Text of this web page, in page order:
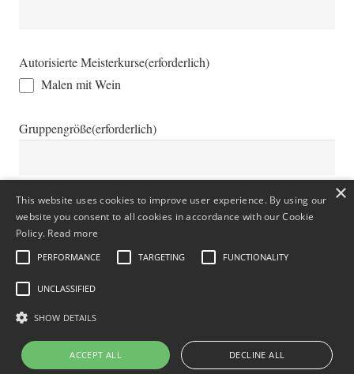
Autorisierte Meisterkurse(erforderlich)
Malen mit Wein
Gruppengröße(erforderlich)
Weitere Informationen
×
This website uses cookies to improve user experience. By using our
website you consent to all cookies in accordance with our Cookie
Policy. Read more
PERFORMANCE TARGETING FUNCTIONALITY
UNCLASSIFIED
SHOW DETAILS
ACCEPT ALL DECLINE ALL